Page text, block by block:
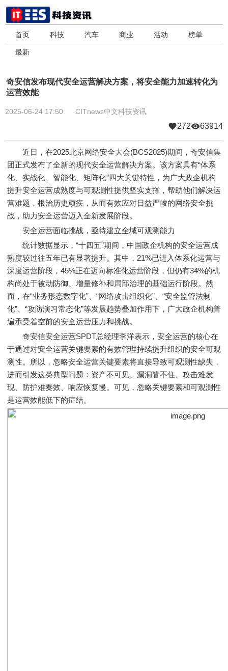
首页 科技 汽车 商业 活动 榜单
最新
奇安信发布现代安全运营解决方案，将安全能力加速转化为
运营效能
2025-06-24 17:50 CITnews中文科技资讯
272 63914
近日，在2025北京网络安全大会(BCS2025)期间，奇安信集
团正式发布了全新的现代安全运营解决方案。该方案具有“体系
化、实战化、智能化、矩阵化”四大关键特性，为广大政企机构
提升安全运营成熟度与可观测性提供坚实支撑，帮助他们解决运
营难题，根治历史顽疾，从而有效应对日益严峻的网络安全挑
战，助力安全运营迈入全新发展阶段。
安全运营面临挑战，亟待建立全域可观测能力
统计数据显示，“十四五”期间，中国政企机构的安全运营成
熟度较过往五年已有显著提升。其中，21%已进入体系化运营与
深度运营阶段，45%正在迈向标准化运营阶段，但仍有34%的机
构尚处于被动防御、增量修补和局部治理的基础运行阶段。然
而，在“业务形态数字化”、“网络攻击组织化”、“安全监管法制
化”、“攻防演习常态化”等发展趋势叠加作用下，广大政企机构普
遍承受着空前的安全运营压力和挑战。
奇安信安全运营SPDT总经理李洋表示，安全运营的核心在
于通过对安全运营关键要素的有效管理持续提升组织的安全可观
测性。所以，忽略安全运营关键要素将直接导致可观测性缺失，
进而引发这类典型问题：资产不可见、漏洞管不住、攻击难发
现、防护难奏效、响应恢复慢。可见，忽略关键要素和可观测性
是运营效能低下的症结。